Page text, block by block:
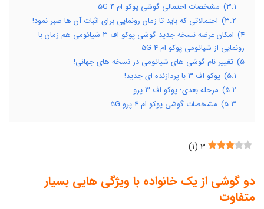
۳.۱) مشخصات احتمالی گوشی پوکو ام 4 5G
۳.۲) احتمالاتی که باید تا زمان رونمایی برای اثبات آن ها صبر نمود!
۴)
امکان عرضه نسخه جدید گوشی پوکو اف 3 شیائومی هم زمان با
رونمایی از شیائومی پوکو ام 4 5G
۵) تغییر نام گوشی های شیائومی در نسخه های جهانی!
۵.۱) پوکو اف ۳ با پردازنده ای جدید!
۵.۲)
مرحله بعدی؛ پوکو اف ۳ پرو
۵.۳)
مشخصات گوشی پوکو ام 4 پرو 5G
۳ (۱)
دو گوشی از یک خانواده با ویژگی هایی بسیار
متفاوت